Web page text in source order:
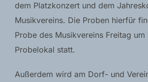
dem Platzkonzert und dem
Musikvereins. Die Proben hierfür
Probe des Musikvereins Freitag
Probelokal statt.
Außerdem wird am Dorf- und